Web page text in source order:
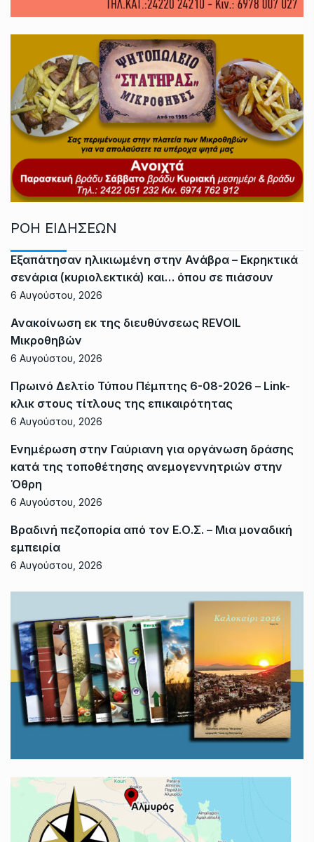
ΡΟΗ ΕΙΔΗΣΕΩΝ
Εξαπάτησαν ηλικιωμένη στην Ανάβρα – Εκρηκτικά
σενάρια (κυριολεκτικά) και… όπου σε πιάσουν
6 Αυγούστου, 2026
Ανακοίνωση εκ της διευθύνσεως REVOIL
Μικροθηβών
6 Αυγούστου, 2026
Πρωινό Δελτίο Τύπου Πέμπτης 6-08-2026 – Link-
κλικ στους τίτλους της επικαιρότητας
6 Αυγούστου, 2026
Ενημέρωση στην Γαύριανη για οργάνωση δράσης
κατά της τοποθέτησης ανεμογεννητριών στην
Όθρη
6 Αυγούστου, 2026
Βραδινή πεζοπορία από τον Ε.Ο.Σ. – Μια μοναδική
εμπειρία
6 Αυγούστου, 2026